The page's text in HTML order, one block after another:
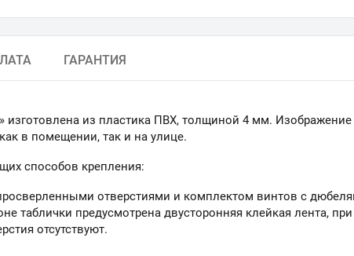
ГАРАНТИЯ
изготовлена из пластика ПВХ, толщиной 4 мм.
в помещении, так и на улице.
способов крепления:
отверстиями и комплектом винтов с
таблички предусмотрена двусторонняя клейкая лента,
отсутствуют.